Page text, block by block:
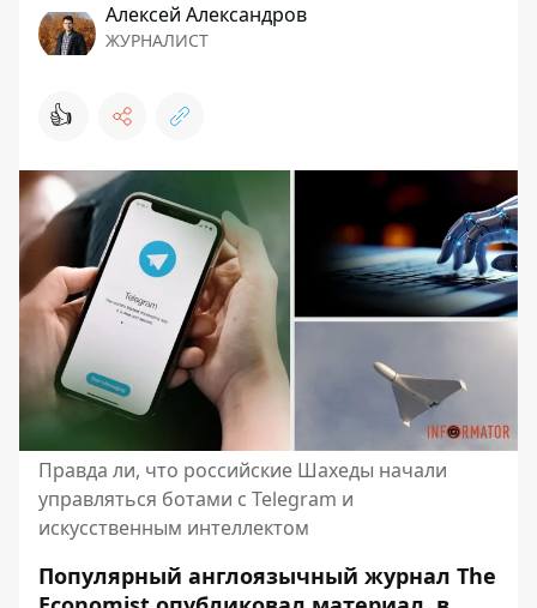
Алексей Александров
ЖУРНАЛИСТ
👍
Правда ли, что российские Шахеды начали
управляться ботами с Telegram и
искусственным интеллектом
Популярный англоязычный журнал The